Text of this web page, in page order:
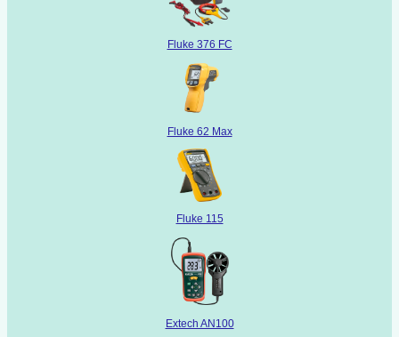
Fluke 376 FC
Fluke 62 Max
Fluke 115
Extech AN100